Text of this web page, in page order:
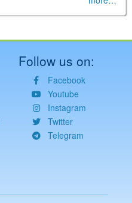
Follow us on:
Facebook
Youtube
Instagram
Twitter
Telegram